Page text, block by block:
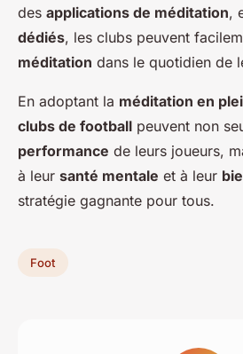
des applications de méditation,
dédiés, les clubs peuvent
méditation dans le quotidien de
En adoptant la méditation en
clubs de football peuvent non
performance de leurs joueurs,
à leur santé mentale et à leur
stratégie gagnante pour tous.
Foot